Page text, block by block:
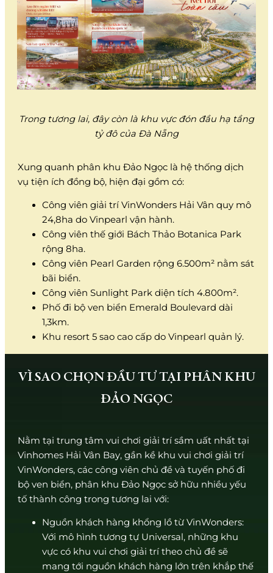
Trong tương lai, đây còn là khu vực đón đầu hạ tầng
tỷ đô của Đà Nẵng
Xung quanh phân khu Đảo Ngọc là hệ thống dịch
vụ tiện ích đồng bộ, hiện đại gồm có:
Công viên giải trí VinWonders Hải Vân quy mô
24,8ha do Vinpearl vận hành.
Công viên thế giới Bách Thảo Botanica Park
rộng 8ha.
Công viên Pearl Garden rộng 6.500m² nằm sát
bãi biển.
Công viên Sunlight Park diện tích 4.800m².
Phố đi bộ ven biển Emerald Boulevard dài
1,3km.
Khu resort 5 sao cao cấp do Vinpearl quản lý.
VÌ SAO CHỌN ĐẦU TƯ TẠI PHÂN KHU
ĐẢO NGỌC
Nằm tại trung tâm vui chơi giải trí sầm uất nhất tại
Vinhomes Hải Vân Bay, gần kề khu vui chơi giải trí
VinWonders, các công viên chủ đề và tuyến phố đi
bộ ven biển, phân khu Đảo Ngọc sở hữu nhiều yếu
tố thành công trong tương lai với:
Nguồn khách hàng khổng lồ từ VinWonders:
Với mô hình tương tự Universal, những khu
vực có khu vui chơi giải trí theo chủ đề sẽ
mang tới nguồn khách hàng lớn trên khắp thế